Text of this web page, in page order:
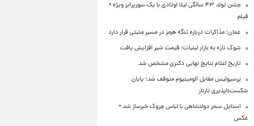
جشن تولد ۴۳ سالگی لیلا اوتادی با یک سورپرایز ویژه +
فیلم
عمان: مذاکرات درباره تنگه هرمز در مسیر مثبتی قرار دارد
شوک تازه به بازار لبنیات؛ قیمت شیر افزایش یافت
تاریخ اعلام نتایج نهایی دکتری مشخص شد
پرسپولیس مقابل آلومینیوم متوقف شد؛ پایان
شکست‌ناپذیری تارتار
استایل سحر دولتشاهی با لباس چروک خبرساز شد +
عکس